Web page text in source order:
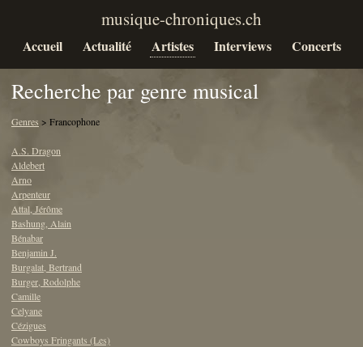
Accueil Actualité Artistes Interviews Concerts
Recherche par genre musical
Genres > Francophone
A.S. Dragon
Aldebert
Arno
Arpenteur
Attal, Jérôme
Bashung, Alain
Bénabar
Benjamin J.
Burgalat, Bertrand
Burger, Rodolphe
Camille
Celyane
Cézigues
Cowboys Fringants (Les)